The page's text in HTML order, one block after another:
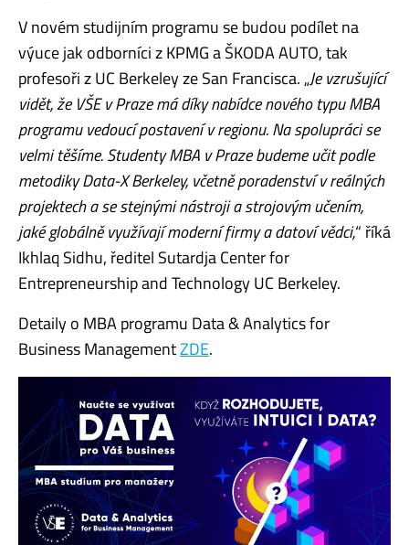
V novém studijním programu se budou podílet na
výuce jak odborníci z KPMG a ŠKODA AUTO, tak
profesoři z UC Berkeley ze San Francisca. „Je vzrušující
vidět, že VŠE v Praze má díky nabídce nového typu MBA
programu vedoucí postavení v regionu. Na spolupráci se
velmi těšíme. Studenty MBA v Praze budeme učit podle
metodiky Data-X Berkeley, včetně poradenství v reálných
projektech a se stejnými nástroji a strojovým učením,
jaké globálně využívají moderní firmy a datoví vědci,“ říká
Ikhlaq Sidhu, ředitel Sutardja Center for
Entrepreneurship and Technology UC Berkeley.
Detaily o MBA programu Data & Analytics for
Business ManagementZDE.